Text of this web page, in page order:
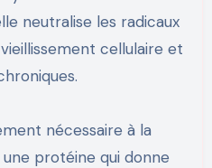
neutralise les radicaux
cellulaire et
nécessaire à la
protéine qui donne